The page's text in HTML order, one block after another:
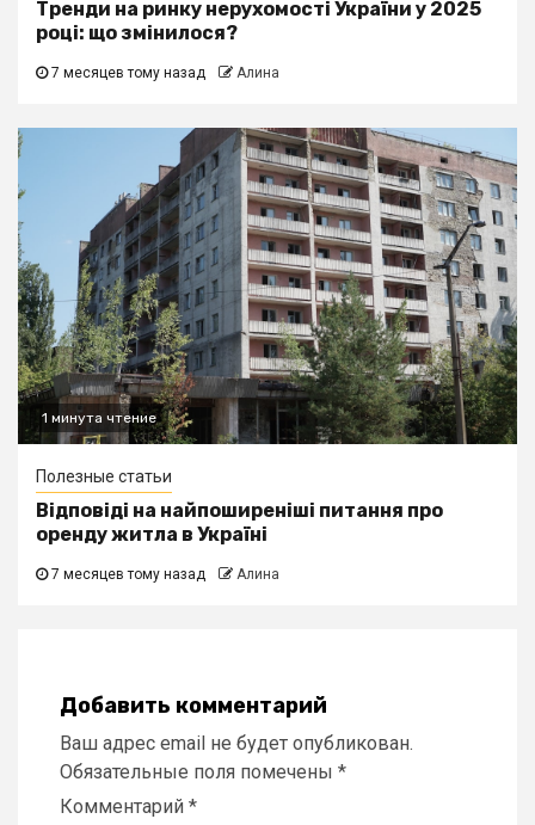
Тренди на ринку нерухомості України у 2025
році: що змінилося?
7 месяцев тому назад Алина
1 минута чтение
Полезные статьи
Відповіді на найпоширеніші питання про
оренду житла в Україні
7 месяцев тому назад Алина
Добавить комментарий
Ваш адрес email не будет опубликован.
Обязательные поля помечены *
Комментарий *